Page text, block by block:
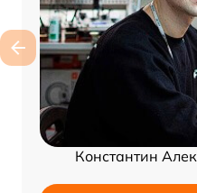
Константин